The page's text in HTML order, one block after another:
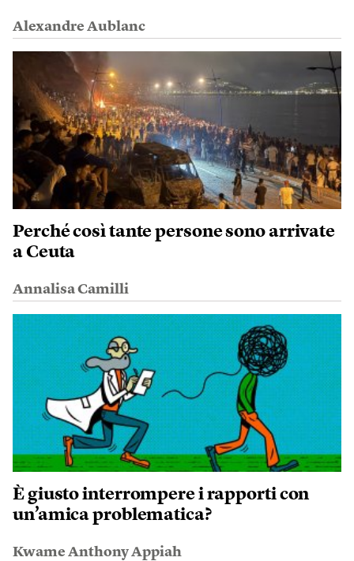
Alexandre Aublanc
Perché così tante persone sono arrivate
a Ceuta
Annalisa Camilli
È giusto interrompere i rapporti con
un’amica problematica?
Kwame Anthony Appiah